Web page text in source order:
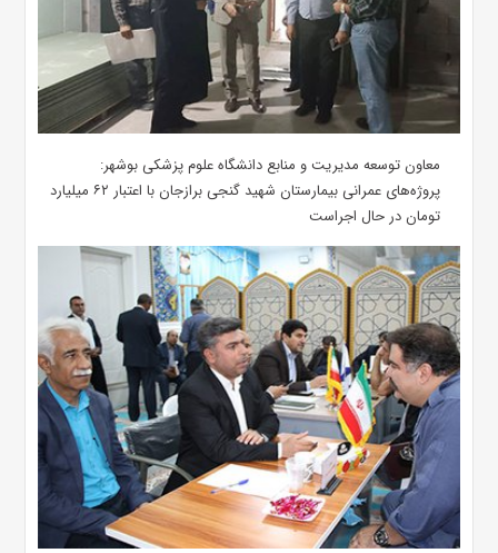
معاون توسعه مدیریت و منابع دانشگاه علوم پزشکی بوشهر:
پروژه‌های عمرانی بیمارستان شهید گنجی برازجان با اعتبار ۶۲ میلیارد
تومان در حال اجراست